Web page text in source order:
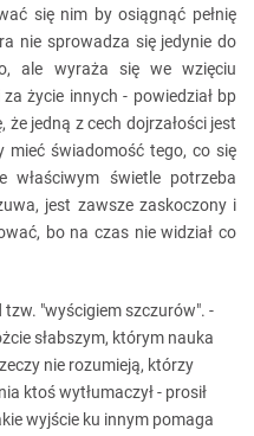
się nim by osiągnąć pełnię
nie sprowadza się jedynie do
ale wyraża się we wzięciu
życie innych - powiedział bp
jedną z cech dojrzałości jest
mieć świadomość tego, co się
świetle potrzeba
jest zawsze zaskoczony i
bo na czas nie widział co
tzw. "wyścigiem szczurów". -
słabszym, którym nauka
nie rozumieją, którzy
ktoś wytłumaczył - prosił
wyjście ku innym pomaga